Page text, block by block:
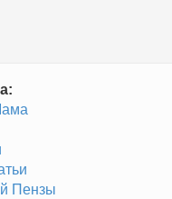
Пензы